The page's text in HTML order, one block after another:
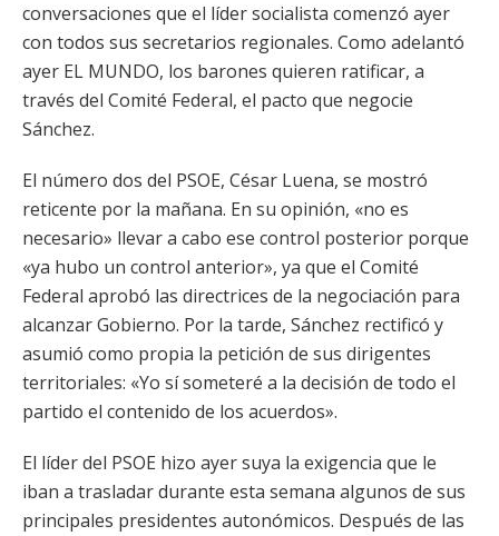
conversaciones que el líder socialista comenzó ayer
con todos sus secretarios regionales. Como adelantó
ayer EL MUNDO, los barones quieren ratificar, a
través del Comité Federal, el pacto que negocie
Sánchez.
El número dos del PSOE, César Luena, se mostró
reticente por la mañana. En su opinión, «no es
necesario» llevar a cabo ese control posterior porque
«ya hubo un control anterior», ya que el Comité
Federal aprobó las directrices de la negociación para
alcanzar Gobierno. Por la tarde, Sánchez rectificó y
asumió como propia la petición de sus dirigentes
territoriales: «Yo sí someteré a la decisión de todo el
partido el contenido de los acuerdos».
El líder del PSOE hizo ayer suya la exigencia que le
iban a trasladar durante esta semana algunos de sus
principales presidentes autonómicos. Después de las